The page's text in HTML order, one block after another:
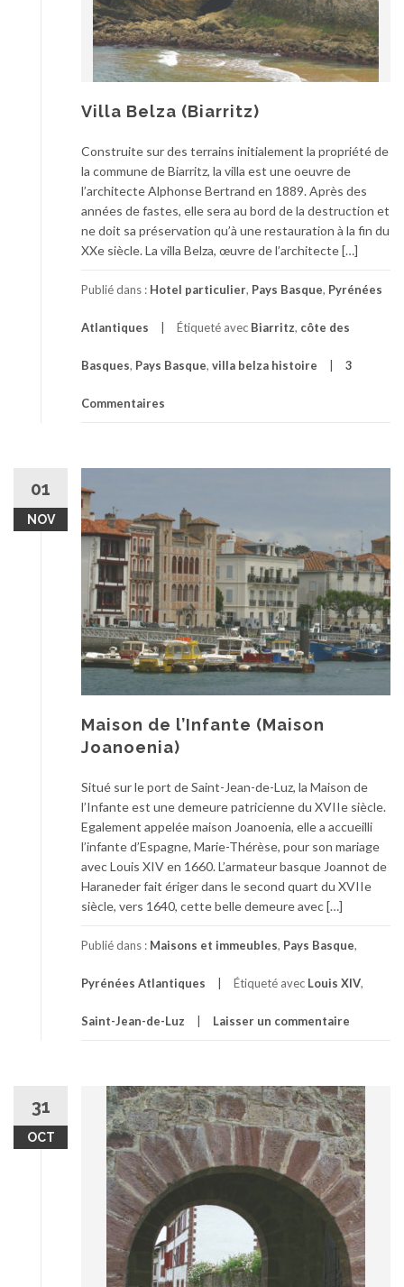
Villa Belza (Biarritz)
Construite sur des terrains initialement la propriété de
la commune de Biarritz, la villa est une oeuvre de
l’architecte Alphonse Bertrand en 1889. Après des
années de fastes, elle sera au bord de la destruction et
ne doit sa préservation qu’à une restauration à la fin du
XXe siècle. La villa Belza, œuvre de l’architecte […]
Publié dans : Hotel particulier, Pays Basque, Pyrénées
Atlantiques Étiqueté avec Biarritz, côte des
Basques, Pays Basque, villa belza histoire 3
Commentaires
01
NOV
Maison de l’Infante (Maison
Joanoenia)
Situé sur le port de Saint-Jean-de-Luz, la Maison de
l’Infante est une demeure patricienne du XVIIe siècle.
Egalement appelée maison Joanoenia, elle a accueilli
l’infante d’Espagne, Marie-Thérèse, pour son mariage
avec Louis XIV en 1660. L’armateur basque Joannot de
Haraneder fait ériger dans le second quart du XVIIe
siècle, vers 1640, cette belle demeure avec […]
Publié dans : Maisons et immeubles, Pays Basque,
Pyrénées Atlantiques Étiqueté avec Louis XIV,
Saint-Jean-de-Luz Laisser un commentaire
31
OCT